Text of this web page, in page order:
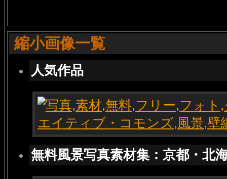
縮小画像一覧
人気作品
無料風景写真素材集：京都・北